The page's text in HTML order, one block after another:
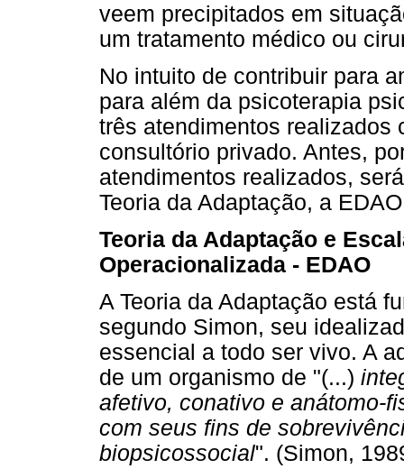
veem precipitados em
um tratamento médico ou
No intuito de contribuir para
para além da psicoterapia
três atendimentos realizados
consultório privado. Antes,
atendimentos realizados,
Teoria da Adaptação, a
Teoria da Adaptação e
Operacionalizada - EDAO
A Teoria da Adaptação está
segundo Simon, seu
essencial a todo ser vivo. A
de um organismo de "(...)
afetivo, conativo e anátomo-
com seus fins de
biopsicossocial". (Simon,